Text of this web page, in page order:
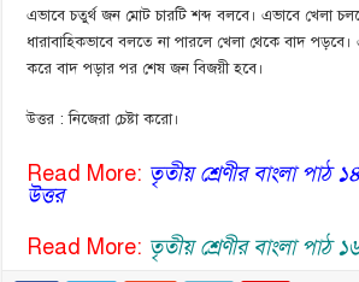
এভাবে চতুর্থ জন মোট চারটি শব্দ বলবে। এভাবে খেলা
ধারাবাহিকভাবে বলতে না পারলে খেলা থেকে বাদ
করে বাদ পড়ার পর শেষ জন বিজয়ী হবে।
উত্তর : নিজেরা চেষ্টা করো।
Read More: তৃতীয় শ্রেণীর বাংলা পাঠ
উত্তর
Read More: তৃতীয় শ্রেণীর বাংলা পাঠ